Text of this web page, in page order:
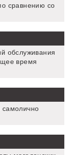
сравнению со
обслуживания
время
самолично